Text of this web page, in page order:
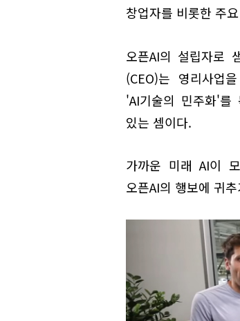
창업자를 비롯한 주
오픈AI의 설립자로
(CEO)는 영리사업
'AI기술의 민주화'를
있는 셈이다.
가까운 미래 AI이
오픈AI의 행보에 귀